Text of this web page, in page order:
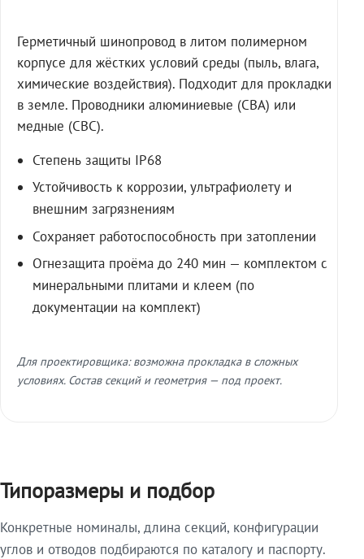
Герметичный шинопровод в литом полимерном
корпусе для жёстких условий среды (пыль, влага,
химические воздействия). Подходит для прокладки
в земле. Проводники алюминиевые (СВА) или
медные (СВС).
Степень защиты IP68
Устойчивость к коррозии, ультрафиолету и
внешним загрязнениям
Сохраняет работоспособность при затоплении
Огнезащита проёма до 240 мин — комплектом с
минеральными плитами и клеем (по
документации на комплект)
Для проектировщика: возможна прокладка в сложных
условиях. Состав секций и геометрия — под проект.
Типоразмеры и подбор
Конкретные номиналы, длина секций, конфигурации
углов и отводов подбираются по каталогу и паспорту.